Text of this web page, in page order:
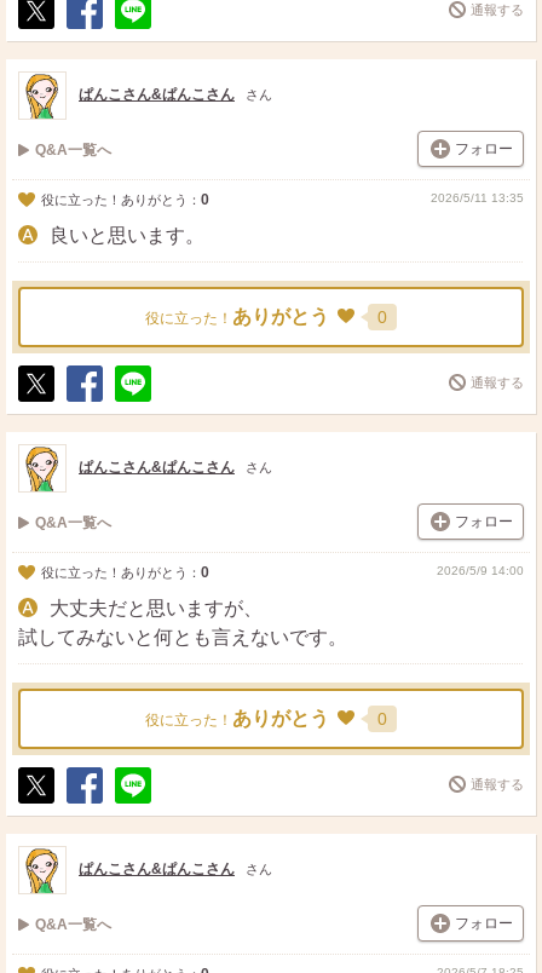
ポ
ス
ト
シ
ェ
送
る
通報する
ぱんこさん&ぱんこさん さん
Q&A一覧へ フォロー
役に立った！ありがとう： 0 2026/5/11 13:35
良いと思います。
役に立った！ ありがとう 0
ポ
ス
ト
シ
ェ
送
る
通報する
ぱんこさん&ぱんこさん さん
Q&A一覧へ フォロー
役に立った！ありがとう： 0 2026/5/9 14:00
大丈夫だと思いますが、
試してみないと何とも言えないです。
役に立った！ ありがとう 0
ポ
ス
ト
シ
ェ
送
る
通報する
ぱんこさん&ぱんこさん さん
Q&A一覧へ フォロー